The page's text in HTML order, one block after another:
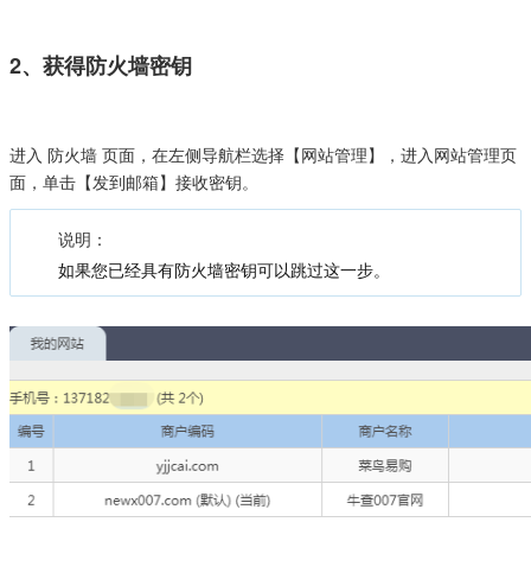
2、获得防火墙密钥
进入 防火墙 页面，在左侧导航栏选择【网站管理】，进入网站管理页
面，单击【发到邮箱】接收密钥。
说明：
如果您已经具有防火墙密钥可以跳过这一步。